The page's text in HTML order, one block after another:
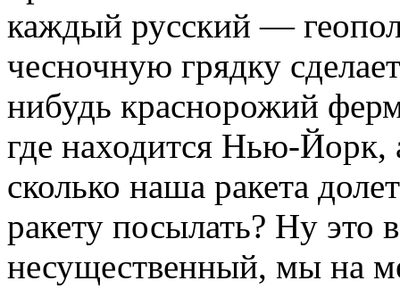
каждый русский —
чесночную грядку
нибудь краснорожий
где находится Нью-Йорк,
сколько наша ракета
ракету посылать? Ну это
несущественный, мы на